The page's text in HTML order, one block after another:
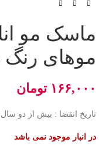
ماسک مو
موهای رنگ شده ۴۰۰
۱۶۶,۰۰۰ تومان
تاریخ انقضا : بیش از دو سال
در انبار موجود نمی باشد